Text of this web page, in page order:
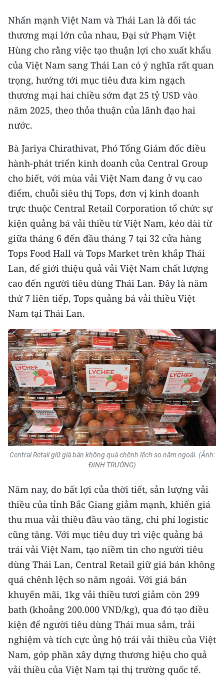
TIN MỚI
TIN ĐỊA PHƯƠNG
Trung du và miền núi phía Bắc
Đồng bằng sông Hồng
Bắc Trung Bộ
Duyên hải Nam Trung Bộ và Tây
Nguyên
Đông Nam Bộ
Đồng bằng sông Cửu Long
Chuyên trang Hà Nội
Chuyên trang TP. Hồ Chí Minh
CHUYÊN ĐỀ
CÁC CHUYÊN TRANG
VỀ BÁO NHÂN DÂN
THỜI NAY
NHÂN DÂN CUỐI TUẦN
NHÂN DÂN HẰNG THÁNG
MUA BÁO
ĐỌC BÁO IN
中文
РУССКИЙ
ESPAÑOL
한국어
Nhấn mạnh Việt Nam và Thái Lan là đối tác
thương mại lớn của nhau, Đại sứ Phạm Việt
Hùng cho rằng việc tạo thuận lợi cho xuất khẩu
của Việt Nam sang Thái Lan có ý nghĩa rất quan
trọng, hướng tới mục tiêu đưa kim ngạch
thương mại hai chiều sớm đạt 25 tỷ USD vào
năm 2025, theo thỏa thuận của lãnh đạo hai
nước.
Bà Jariya Chirathivat, Phó Tổng Giám đốc điều
hành-phát triển kinh doanh của Central Group
cho biết, với mùa vải Việt Nam đang ở vụ cao
điểm, chuỗi siêu thị Tops, đơn vị kinh doanh
trực thuộc Central Retail Corporation tổ chức sự
kiện quảng bá vải thiều từ Việt Nam, kéo dài từ
giữa tháng 6 đến đầu tháng 7 tại 32 cửa hàng
Tops Food Hall và Tops Market trên khắp Thái
Lan, để giới thiệu quả vải Việt Nam chất lượng
cao đến người tiêu dùng Thái Lan. Đây là năm
thứ 7 liên tiếp, Tops quảng bá vải thiều Việt
Nam tại Thái Lan.
Central Retail giữ giá bán không quá chênh lệch so năm ngoái. (Ảnh:
ĐINH TRƯỜNG)
Năm nay, do bất lợi của thời tiết, sản lượng vải
thiều của tỉnh Bắc Giang giảm mạnh, khiến giá
thu mua vải thiều đầu vào tăng, chi phí logistic
cũng tăng. Với mục tiêu duy trì việc quảng bá
trái vải Việt Nam, tạo niềm tin cho người tiêu
dùng Thái Lan, Central Retail giữ giá bán không
quá chênh lệch so năm ngoái. Với giá bán
khuyến mãi, 1kg vải thiều tươi giảm còn 299
bath (khoảng 200.000 VND/kg), qua đó tạo điều
kiện để người tiêu dùng Thái mua sắm, trải
nghiệm và tích cực ủng hộ trái vải thiều của Việt
Nam, góp phần xây dựng thương hiệu cho quả
vải thiều của Việt Nam tại thị trường quốc tế.